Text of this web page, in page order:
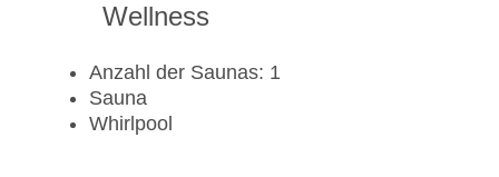
Wellness
Anzahl der Saunas: 1
Sauna
Whirlpool